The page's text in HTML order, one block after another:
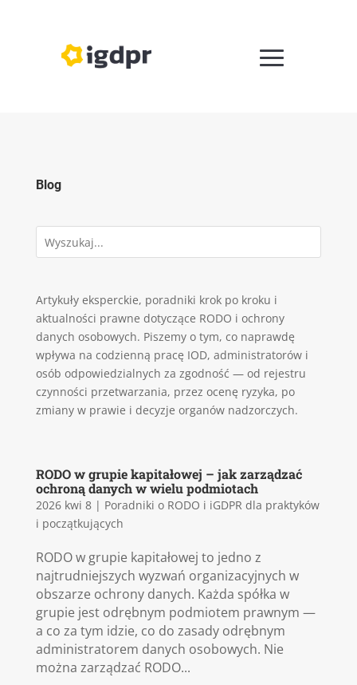
Blog
Artykuły eksperckie, poradniki krok po kroku i
aktualności prawne dotyczące RODO i ochrony
danych osobowych. Piszemy o tym, co naprawdę
wpływa na codzienną pracę IOD, administratorów i
osób odpowiedzialnych za zgodność — od rejestru
czynności przetwarzania, przez ocenę ryzyka, po
zmiany w prawie i decyzje organów nadzorczych.
RODO w grupie kapitałowej – jak zarządzać
ochroną danych w wielu podmiotach
2026 kwi 8| Poradniki o RODO i iGDPR dla praktyków
i początkujących
RODO w grupie kapitałowej to jedno z
najtrudniejszych wyzwań organizacyjnych w
obszarze ochrony danych. Każda spółka w
grupie jest odrębnym podmiotem prawnym —
a co za tym idzie, co do zasady odrębnym
administratorem danych osobowych. Nie
można zarządzać RODO...